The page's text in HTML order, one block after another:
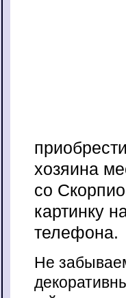
хозяина
со
картинку
телефона.
Не